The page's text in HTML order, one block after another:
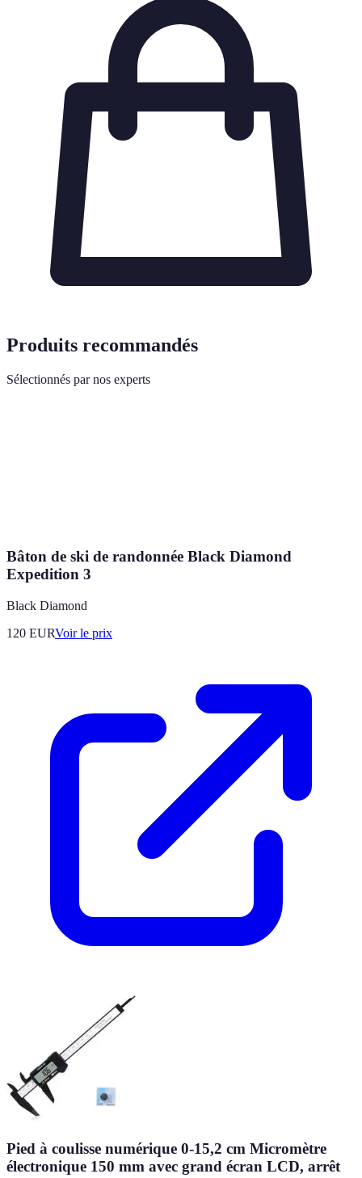
Produits recommandés
Sélectionnés par nos experts
Bâton de ski de randonnée Black Diamond
Expedition 3
Black Diamond
120 EURVoir le prix
Pied à coulisse numérique 0-15,2 cm Micromètre
électronique 150 mm avec grand écran LCD, arrêt